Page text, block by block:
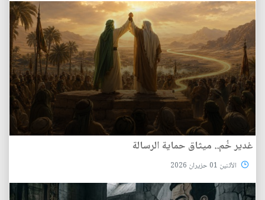
غدير خُم.. ميثاق حماية الرسالة
الأثنين 01 حزيران 2026